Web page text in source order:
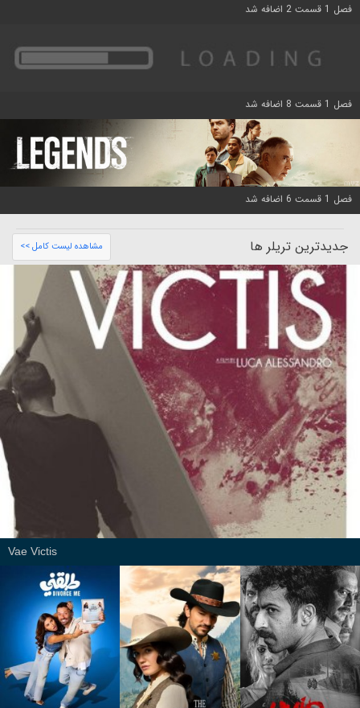
فصل 1 قسمت 2 اضافه شد
فصل 1 قسمت 8 اضافه شد
فصل 1 قسمت 6 اضافه شد
جدیدترین تریلر ها مشاهده لیست کامل >>
Vae Victis